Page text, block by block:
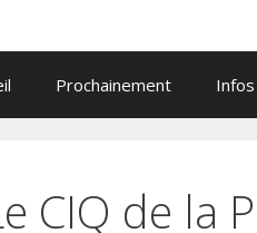
Prochainement
CIQ de la